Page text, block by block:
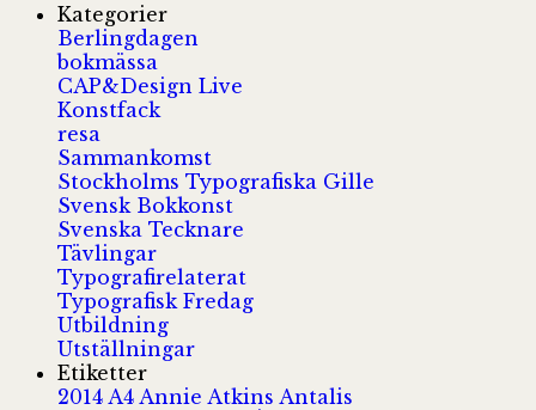
Kategorier
Berlingdagen
bokmässa
CAP&Design Live
Konstfack
resa
Sammankomst
Stockholms Typografiska Gille
Svensk Bokkonst
Svenska Tecknare
Tävlingar
Typografirelaterat
Typografisk Fredag
Utbildning
Utställningar
Etiketter
2014 A4 Annie Atkins Antalis